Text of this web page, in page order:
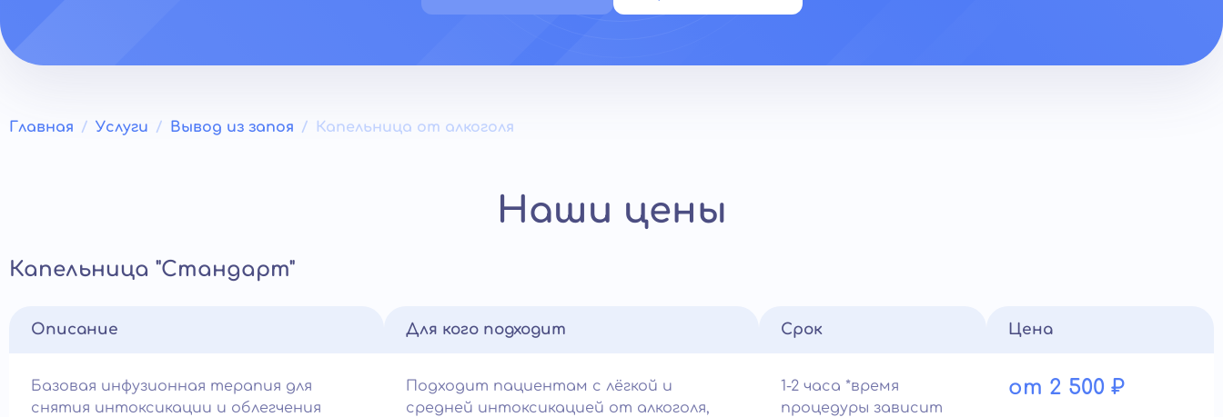
Главная Услуги Вывод из запоя Капельница от алкоголя
Наши цены
Капельница "Стандарт"
Описание
Базовая инфузионная терапия для
снятия интоксикации и облегчения
Для кого подходит
Подходит пациентам с лёгкой и
средней интоксикацией от алкоголя,
Срок
1-2 часа *время
процедуры зависит
Цена
от 2 500 ₽